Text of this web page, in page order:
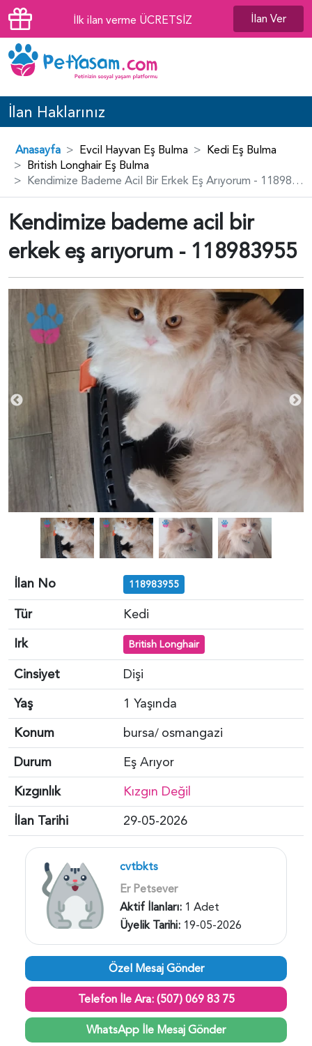
İlk ilan verme ÜCRETSİZ İlan Ver
İlan Haklarınız
Anasayfa Evcil Hayvan Eş Bulma
Kedi Eş Bulma
British Longhair Eş Bulma
Kendimize Bademe Acil Bir Erkek Eş Arıyorum - 118983955
Kendimize bademe acil bir
erkek eş arıyorum - 118983955
İlan No 118983955
Tür
Kedi
Irk
British Longhair
Cinsiyet
Dişi
Yaş
1 Yaşında
Konum
bursa/ osmangazi
Durum
Eş Arıyor
Kızgınlık
Kızgın Değil
İlan Tarihi
29-05-2026
cvtbkts
Er Petsever
Aktif İlanları: 1 Adet
Üyelik Tarihi: 19-05-2026
Özel Mesaj Gönder
Telefon İle Ara: (507) 069 83 75
WhatsApp İle Mesaj Gönder